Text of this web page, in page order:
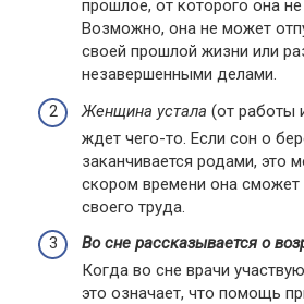
прошлое, от которого она
Возможно, она не может
своей прошлой жизни или
незавершенными делами.
Женщина устала (от работы
ждет чего-то. Если сон о
заканчивается родами, это
скором времени она сможет
своего труда.
Во сне рассказывается о
Когда во сне врачи
это означает, что помощь